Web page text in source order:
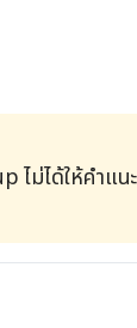
ม่ได้ให้คำแน